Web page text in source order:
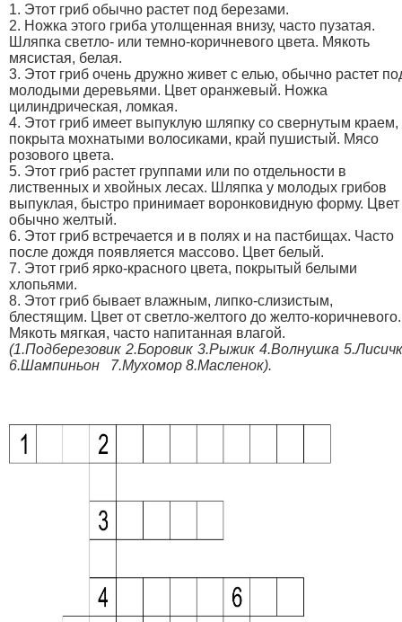
1. Этот гриб обычно растет под березами.
2. Ножка этого гриба утолщенная внизу, часто пузатая.
Шляпка светло- или темно-коричневого цвета. Мякоть
мясистая, белая.
3. Этот гриб очень дружно живет с елью, обычно растет
молодыми деревьями. Цвет оранжевый. Ножка
цилиндрическая, ломкая.
4. Этот гриб имеет выпуклую шляпку со свернутым краем,
покрыта мохнатыми волосиками, край пушистый. Мясо
розового цвета.
5. Этот гриб растет группами или по отдельности в
лиственных и хвойных лесах. Шляпка у молодых грибов
выпуклая, быстро принимает воронковидную форму. Цвет
обычно желтый.
6. Этот гриб встречается и в полях и на пастбищах. Часто
после дождя появляется массово. Цвет белый.
7. Этот гриб ярко-красного цвета, покрытый белыми
хлопьями.
8. Этот гриб бывает влажным, липко-слизистым,
блестящим. Цвет от светло-желтого до желто-коричневого.
Мякоть мягкая, часто напитанная влагой.
(1.Подберезовик 2.Боровик 3.Рыжик 4.Волнушка
6.Шампиньон 7.Мухомор 8.Масленок).